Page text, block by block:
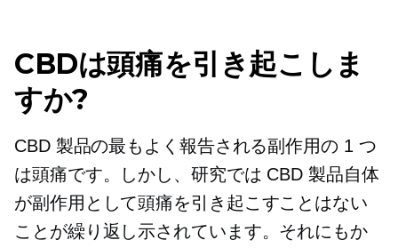
CBDは頭痛を引き起こしま
すか?
CBD 製品の最もよく報告される副作用の 1 つ
は頭痛です。しかし、研究では CBD 製品自体
が副作用として頭痛を引き起こすことはない
ことが繰り返し示されています。それにもか